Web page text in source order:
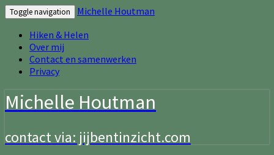
Toggle navigation
Michelle Houtman
Hiken & Helen
Over mij
Contact en samenwerken
Privacy
Michelle Houtman
contact via: jijbentinzicht.com